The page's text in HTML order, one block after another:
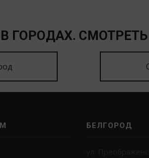
ГОРОДАХ.
БЕЛГОРОД